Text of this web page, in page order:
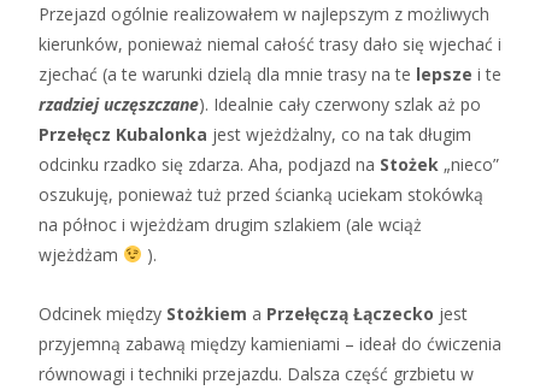
Przejazd ogólnie realizowałem w najlepszym z możliwych
kierunków, ponieważ niemal całość trasy dało się wjechać i
zjechać (a te warunki dzielą dla mnie trasy na te lepsze i te
rzadziej uczęszczane). Idealnie cały czerwony szlak aż po
Przełęcz Kubalonka jest wjeżdżalny, co na tak długim
odcinku rzadko się zdarza. Aha, podjazd na Stożek „nieco”
oszukuję, ponieważ tuż przed ścianką uciekam stokówką
na północ i wjeżdżam drugim szlakiem (ale wciąż
wjeżdżam
).
Odcinek między Stożkiem a Przełęczą Łączecko jest
przyjemną zabawą między kamieniami – ideał do ćwiczenia
równowagi i techniki przejazdu. Dalsza część grzbietu w